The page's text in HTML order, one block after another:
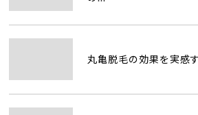
丸亀脱毛の効果を実感